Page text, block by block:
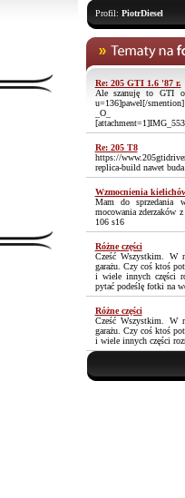
Profil: PiotrDiesel
Re: 205 GTI 1.6 '87 r.
Ale szanuję to GTI
u=136]pawel[/
_O_
Re: 205 T8
https://
replica-build nawet
Wzmocnienia
Mam do sprzedania
mocowania zderzaków
106 s16
Różne części
Cześć Wszystkim. W
garażu. Czy coś ktoś
i wiele innych części
pytać podeślę fotki na
Różne części
Cześć Wszystkim. W
garażu. Czy coś ktoś
i wiele innych części